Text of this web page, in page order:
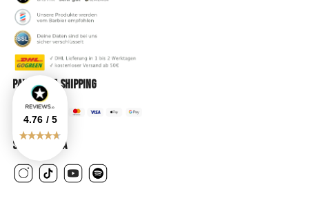
4.76 / 5
Payment & shipping
Social Media